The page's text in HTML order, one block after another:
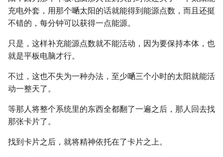
充电外套，用那个嗮太阳的话就能得到能源点数，而且还挺
不错的，每分钟可以获得一点能源。
只是，这样补充能源点数就不能活动，因为要保持本体，也
就是平板电脑才行。
不过，这也不失为一种办法，至少嗮三个小时的太阳就能活
动一整天了。
等那人将整个系统里的东西全都翻了一遍之后，那人回去找
那张卡片了。
找到卡片之后，就将精神依托在了卡片之上。